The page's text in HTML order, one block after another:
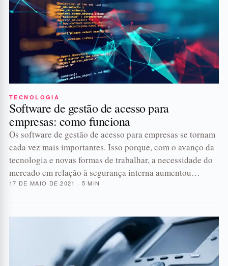
TECNOLOGIA
Software de gestão de acesso para
empresas: como funciona
Os software de gestão de acesso para empresas se tornam
cada vez mais importantes. Isso porque, com o avanço da
tecnologia e novas formas de trabalhar, a necessidade do
mercado em relação à segurança interna aumentou…
17 DE MAIO DE 2021 · 5 MIN